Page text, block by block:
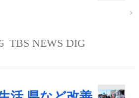
TBS NEWS DIG